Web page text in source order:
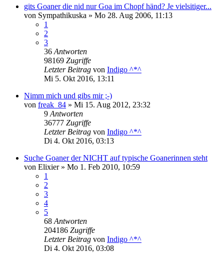
gits Goaner die nid nur Goa im Chopf händ? Je vielsitiger...
von Sympathikuska » Mo 28. Aug 2006, 11:13
1
2
3
36 Antworten
98169 Zugriffe
Letzter Beitrag von Indigo ^*^
Mi 5. Okt 2016, 13:11
Nimm mich und gibs mir ;-)
von freak_84 » Mi 15. Aug 2012, 23:32
9 Antworten
36777 Zugriffe
Letzter Beitrag von Indigo ^*^
Di 4. Okt 2016, 03:13
Suche Goaner der NICHT auf typische Goanerinnen steht
von Elixier» Mo 1. Feb 2010, 10:59
1
2
3
4
5
68 Antworten
204186 Zugriffe
Letzter Beitrag von Indigo ^*^
Di 4. Okt 2016, 03:08